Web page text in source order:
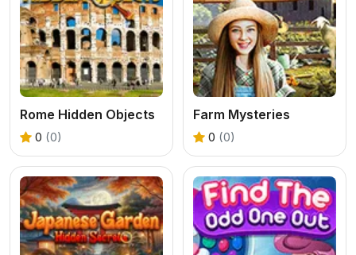
Rome Hidden Objects
0 (0)
Farm Mysteries
0 (0)